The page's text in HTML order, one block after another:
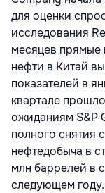
для оценки
исследования
месяцев прямые
нефти в Китай
показателей в
квартале
ожиданиям S&P
полного снятия
нефтедобыча в
млн баррелей в
следующем году.